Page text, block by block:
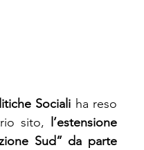
Sociali ha reso
sito,
l’estensione
Sud” da parte